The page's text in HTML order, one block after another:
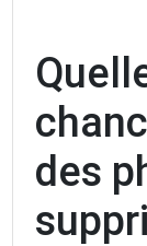
des